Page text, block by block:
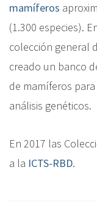
mamíferos
(1.300 especies).
colección general
creado un banco
de mamíferos
análisis genéticos.
En 2017 las
a la ICTS-RBD.